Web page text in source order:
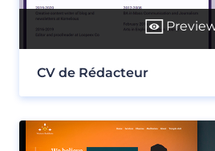
CV de Rédacteur